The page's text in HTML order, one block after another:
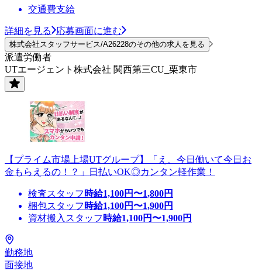
交通費支給
詳細を見る 応募画面に進む
株式会社スタッフサービス/A26228のその他の求人を見る
派遣労働者
UTエージェント株式会社 関西第三CU_栗東市
【プライム市場上場UTグループ】「え、今日働いて今日お
金もらえるの！？」日払いOK◎カンタン軽作業！
検査スタッフ 時給1,100円〜1,800円
梱包スタッフ 時給1,100円〜1,900円
資材搬入スタッフ 時給1,100円〜1,900円
勤務地
面接地